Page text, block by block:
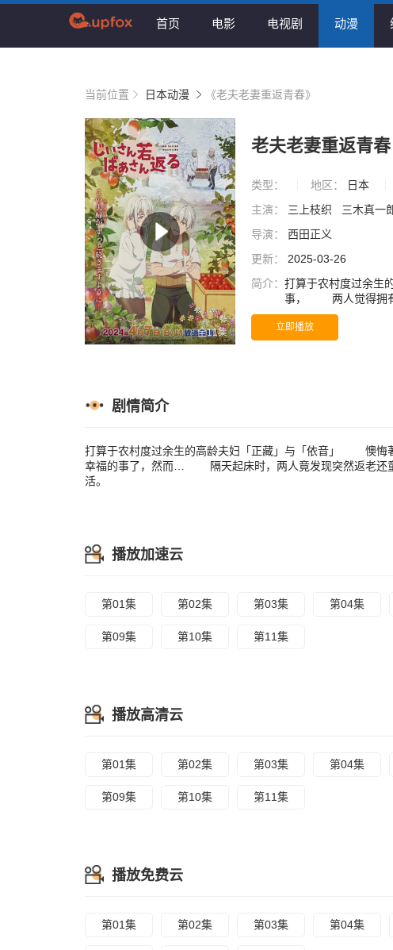
首页 电影 电视剧 动漫
当前位置 日本动漫 《老夫老妻重返青春》
全11集
老夫老妻重返青春
类型： 地区： 日本
主演：
三上枝织 三木真一
导演：
西田正义
更新：
2025-03-26
简介： 打算于农村度过余
事， 两人觉得拥有
发现突然返老还童！
活。
立即播放
剧情简介
打算于农村度过余生的高龄夫妇「正藏」与「依音」 懊
幸福的事了，然而… 隔天起床时，两人竟发现突然返老还
活。
播放加速云
第01集 第02集 第03集 第04集
第09集 第10集 第11集
播放高清云
第01集 第02集 第03集 第04集
第09集 第10集 第11集
播放免费云
第01集 第02集 第03集 第04集